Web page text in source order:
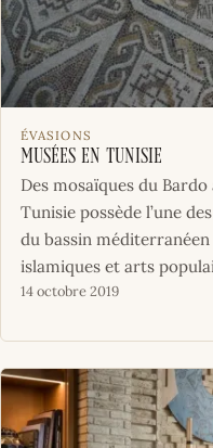
ÉVASIONS
Musées en Tunisie
Des mosaïques du
Tunisie possède l’une
du bassin
islamiques et arts
14 octobre 2019